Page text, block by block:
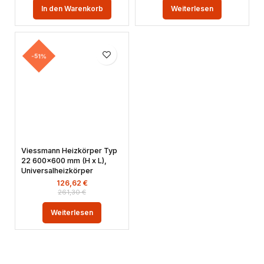
In den Warenkorb Weiterlesen
-51%
Viessmann Heizkörper Typ
22 600×600 mm (H x L),
Universalheizkörper
261,30€
126,62 €
Weiterlesen